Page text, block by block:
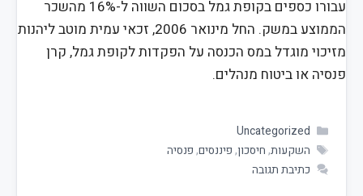
עבורו כספים בקופת גמל בסכום השווה ל-16% מהשכר
הממוצע במשק. החל מינואר 2006, זכאי עמית מוטב ליהנות
מזיכוי מוגדל במס הכנסה על הפקדות לקופת גמל, קרן
פנסיה או ביטוח מנהלים.
Uncategorized
השקעות, חיסכון, פיננסים, פנסיה
כתיבת תגובה